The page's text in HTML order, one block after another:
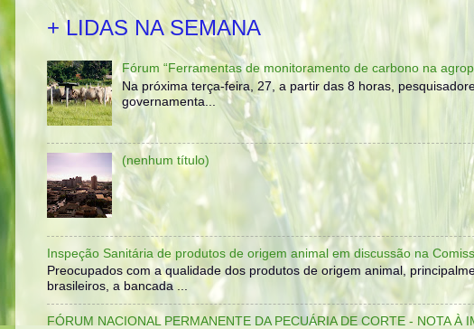
+ LIDAS NA SEMANA
Fórum “Ferramentas de monitoramento de carbono na
Na próxima terça-feira, 27, a partir das 8 horas,
governamenta...
(nenhum título)
Inspeção Sanitária de produtos de origem animal em discussão na
Preocupados com a qualidade dos produtos de origem animal,
brasileiros, a bancada ...
FÓRUM NACIONAL PERMANENTE DA PECUÁRIA DE CORTE - NOTA À